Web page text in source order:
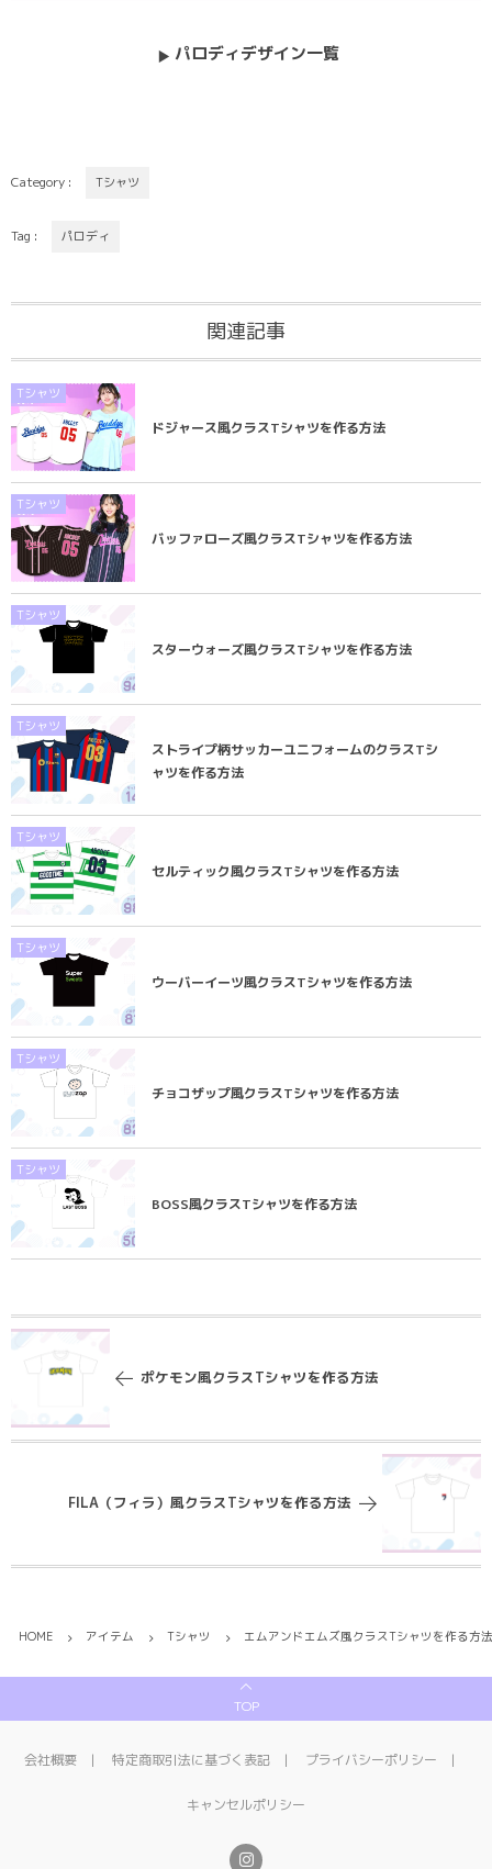
パロディデザイン一覧
Category : Tシャツ
Tag : パロディ
関連記事
Tシャツ
ドジャース風クラスTシャツを作る方法
Tシャツ
バッファローズ風クラスTシャツを作る方法
Tシャツ
スターウォーズ風クラスTシャツを作る方法
Tシャツ
ストライプ柄サッカーユニフォームのクラスTシ
ャツを作る方法
Tシャツ
セルティック風クラスTシャツを作る方法
Tシャツ
ウーバーイーツ風クラスTシャツを作る方法
Tシャツ
チョコザップ風クラスTシャツを作る方法
Tシャツ
BOSS風クラスTシャツを作る方法
ポケモン風クラスTシャツを作る方法
FILA（フィラ）風クラスTシャツを作る方法
HOME アイテム Tシャツ エムアンドエムズ風クラスTシャツを作る方法
TOP
会社概要 特定商取引法に基づく表記 プライバシーポリシー
キャンセルポリシー